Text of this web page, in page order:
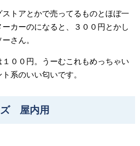
トアとかで売ってるものとほぼ一
カーのになると、３００円とかし
さん。
００円。うーむこれもめっちゃい
系のいい匂いです。
屋内用